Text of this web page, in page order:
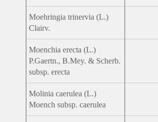
Moehringia trinervia (L.)
Clairv.
Moenchia erecta (L.)
P.Gaertn., B.Mey. & Scherb.
subsp. erecta
Molinia caerulea (L.)
Moench subsp. caerulea